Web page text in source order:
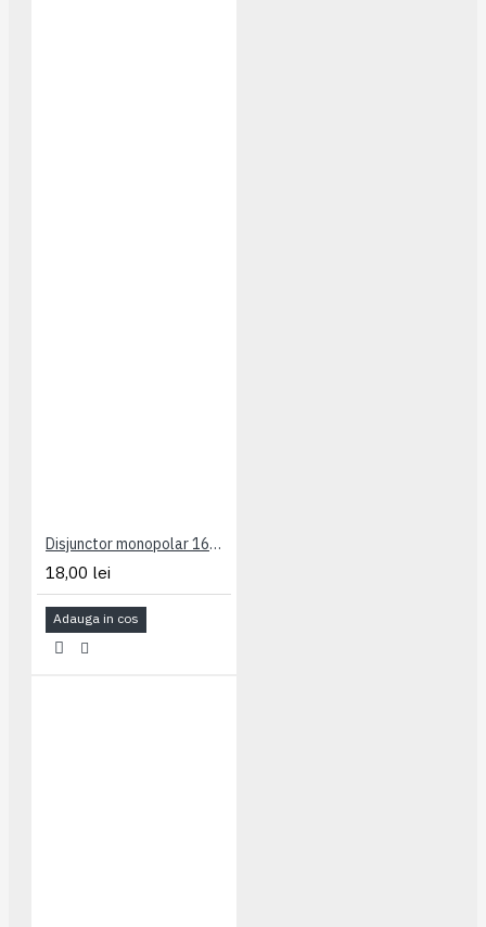
Disjunctor monopolar 16A Legrand
18,00 lei
Adauga in cos